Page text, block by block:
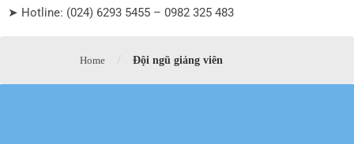
➤ Hotline: (024) 6293 5455 – 0982 325 483
Home / Đội ngũ giảng viên